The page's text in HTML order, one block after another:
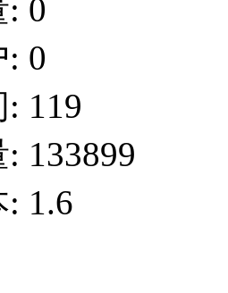
: 0
: 0
: 119
: 133899
: 1.6